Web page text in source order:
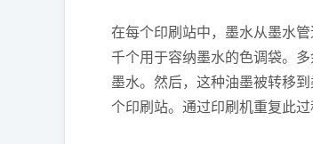
在每个印刷站中，墨水从墨水
千个用于容纳墨水的色调袋。
墨水。然后，这种油墨被转移
个印刷站。通过印刷机重复此